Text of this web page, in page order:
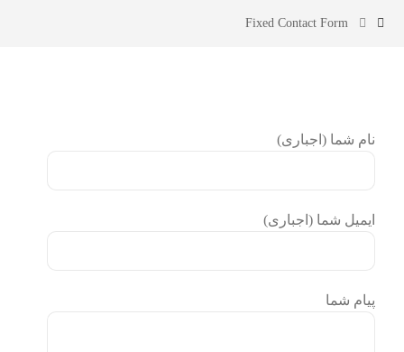
Fixed Contact Form
نام شما (اجباری)
ایمیل شما (اجباری)
پیام شما